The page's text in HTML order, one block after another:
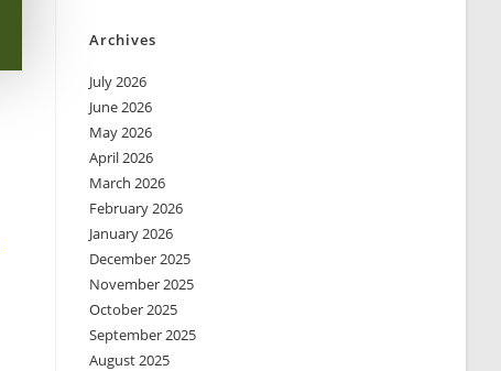
Archives
July 2026
June 2026
May 2026
April 2026
March 2026
February 2026
January 2026
December 2025
November 2025
October 2025
September 2025
August 2025